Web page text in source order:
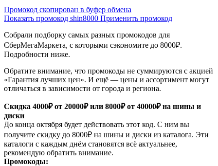
Промокод скопирован в буфер обмена
Показать промокод shin8000 Применить промокод
Собрали подборку самых разных промокодов для
СберМегаМаркета, с которыми сэкономите до 8000₽.
Подробности ниже.
Обратите внимание, что промокоды не суммируются с акцией
«Гарантия лучших цен». И ещё — цены и ассортимент могут
отличаться в зависимости от города и региона.
Скидка 4000₽ от 20000₽ или 8000₽ от 40000₽ на шины и
диски
До конца октября будет действовать этот код. С ним вы
получите скидку до 8000₽ на шины и диски из каталога. Эти
каталоги с каждым днём становятся всё актуальнее,
рекомендую обратить внимание.
Промокоды: